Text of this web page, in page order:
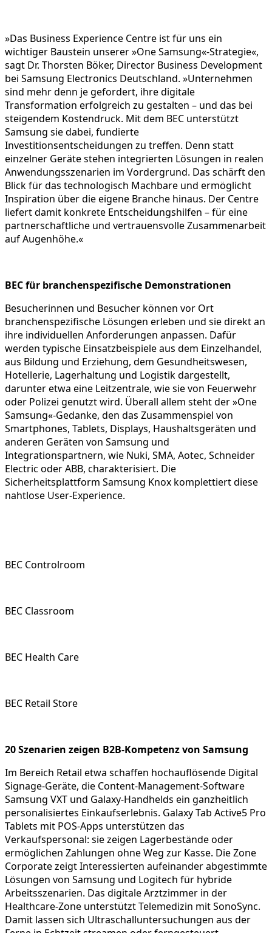
»Das Business Experience Centre ist für uns ein
wichtiger Baustein unserer »One Samsung«-Strategie«,
sagt Dr. Thorsten Böker, Director Business Development
bei Samsung Electronics Deutschland. »Unternehmen
sind mehr denn je gefordert, ihre digitale
Transformation erfolgreich zu gestalten – und das bei
steigendem Kostendruck. Mit dem BEC unterstützt
Samsung sie dabei, fundierte
Investitionsentscheidungen zu treffen. Denn statt
einzelner Geräte stehen integrierten Lösungen in realen
Anwendungsszenarien im Vordergrund. Das schärft den
Blick für das technologisch Machbare und ermöglicht
Inspiration über die eigene Branche hinaus. Der Centre
liefert damit konkrete Entscheidungshilfen – für eine
partnerschaftliche und vertrauensvolle Zusammenarbeit
auf Augenhöhe.«
BEC für branchenspezifische Demonstrationen
Besucherinnen und Besucher können vor Ort
branchenspezifische Lösungen erleben und sie direkt an
ihre individuellen Anforderungen anpassen. Dafür
werden typische Einsatzbeispiele aus dem Einzelhandel,
aus Bildung und Erziehung, dem Gesundheitswesen,
Hotellerie, Lagerhaltung und Logistik dargestellt,
darunter etwa eine Leitzentrale, wie sie von Feuerwehr
oder Polizei genutzt wird. Überall allem steht der »One
Samsung«-Gedanke, den das Zusammenspiel von
Smartphones, Tablets, Displays, Haushaltsgeräten und
anderen Geräten von Samsung und
Integrationspartnern, wie Nuki, SMA, Aotec, Schneider
Electric oder ABB, charakterisiert. Die
Sicherheitsplattform Samsung Knox komplettiert diese
nahtlose User-Experience.
BEC Controlroom
BEC Classroom
BEC Health Care
BEC Retail Store
20 Szenarien zeigen B2B-Kompetenz von Samsung
Im Bereich Retail etwa schaffen hochauflösende Digital
Signage-Geräte, die Content-Management-Software
Samsung VXT und Galaxy-Handhelds ein ganzheitlich
personalisiertes Einkaufserlebnis. Galaxy Tab Active5 Pro
Tablets mit POS-Apps unterstützen das
Verkaufspersonal: sie zeigen Lagerbestände oder
ermöglichen Zahlungen ohne Weg zur Kasse. Die Zone
Corporate zeigt Interessierten aufeinander abgestimmte
Lösungen von Samsung und Logitech für hybride
Arbeitsszenarien. Das digitale Arztzimmer in der
Healthcare-Zone unterstützt Telemedizin mit SonoSync.
Damit lassen sich Ultraschalluntersuchungen aus der